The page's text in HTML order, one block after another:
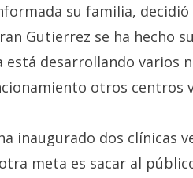
su familia,
Gutierrez se ha
está desarrollando varios
otros centros
inaugurado dos clínicas
meta es sacar al